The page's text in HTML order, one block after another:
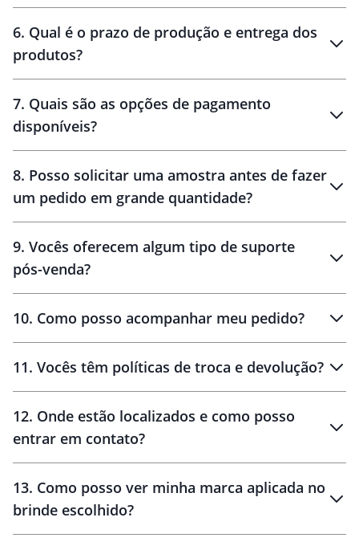
6. Qual é o prazo de produção e entrega dos
produtos?
10 dias
brinde
48 horas
7. Quais são as opções de pagamento
disponíveis?
8. Posso solicitar uma amostra antes de fazer
um pedido em grande quantidade?
amostras
9. Vocês oferecem algum tipo de suporte
pós-venda?
10. Como posso acompanhar meu pedido?
11. Vocês têm políticas de troca e devolução?
30 dias
12. Onde estão localizados e como posso
entrar em contato?
13. Como posso ver minha marca aplicada no
brinde escolhido?